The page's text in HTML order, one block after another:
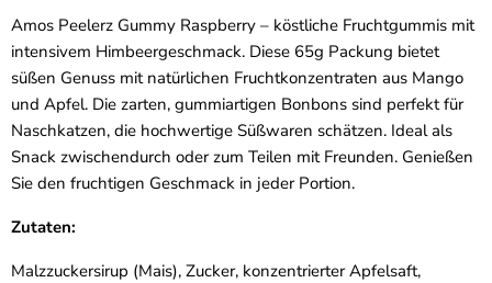
Amos Peelerz Gummy Raspberry – köstliche Fruchtgummis mit
intensivem Himbeergeschmack. Diese 65g Packung bietet
süßen Genuss mit natürlichen Fruchtkonzentraten aus Mango
und Apfel. Die zarten, gummiartigen Bonbons sind perfekt für
Naschkatzen, die hochwertige Süßwaren schätzen. Ideal als
Snack zwischendurch oder zum Teilen mit Freunden. Genießen
Sie den fruchtigen Geschmack in jeder Portion.
Zutaten:
Malzzuckersirup (Mais), Zucker, konzentrierter Apfelsaft,